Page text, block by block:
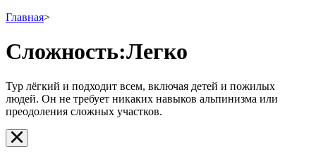
Главная>
Сложность:Легко
Тур лёгкий и подходит всем, включая детей и пожилых
людей. Он не требует никаких навыков альпинизма или
преодоления сложных участков.